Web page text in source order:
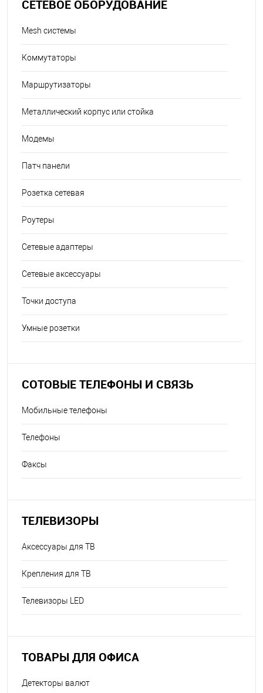
СЕТЕВОЕ ОБОРУДОВАНИЕ
Mesh системы
Коммутаторы
Маршрутизаторы
Металлический корпус или стойка
Модемы
Патч панели
Розетка сетевая
Роутеры
Сетевые адаптеры
Сетевые аксессуары
Точки доступа
Умные розетки
СОТОВЫЕ ТЕЛЕФОНЫ И СВЯЗЬ
Мобильные телефоны
Телефоны
Факсы
ТЕЛЕВИЗОРЫ
Аксессуары для ТВ
Крепления для ТВ
Телевизоры LED
ТОВАРЫ ДЛЯ ОФИСА
Детекторы валют